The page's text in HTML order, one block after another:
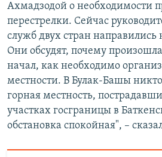
Ахмадзодой о необходимости
перестрелки. Сейчас
служб двух стран направились
Они обсудят, почему
начал, как необходимо
местности. В Булак-Башы
горная местность,
участках госграницы в
обстановка спокойная", –